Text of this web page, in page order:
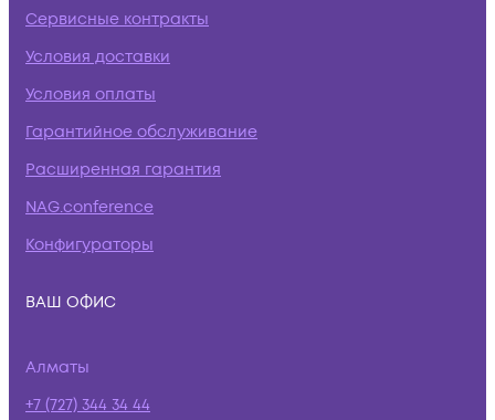
Сервисные контракты
Условия доставки
Условия оплаты
Гарантийное обслуживание
Расширенная гарантия
NAG.conference
Конфигураторы
ВАШ ОФИС
Алматы
+7 (727) 344 34 44